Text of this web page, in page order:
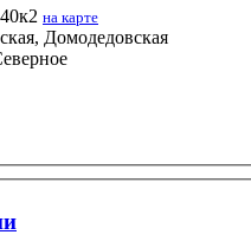
на карте
Домодедовская